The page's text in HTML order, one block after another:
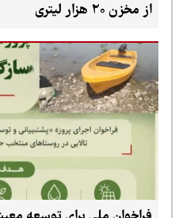
از مخزن ۲۰ هزار لیتری